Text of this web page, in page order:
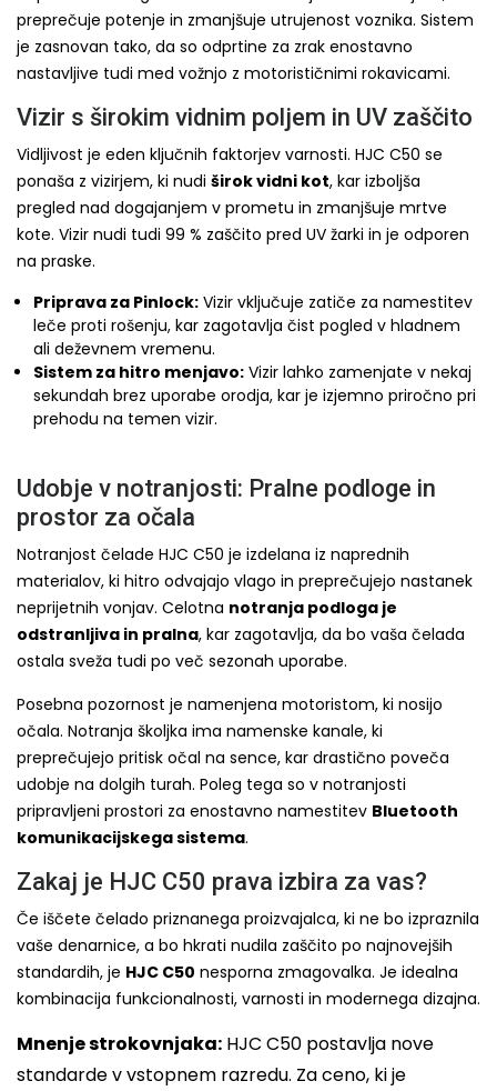
preprečuje potenje in zmanjšuje utrujenost voznika. Sistem
je zasnovan tako, da so odprtine za zrak enostavno
nastavljive tudi med vožnjo z motorističnimi rokavicami.
Vizir s širokim vidnim poljem in UV zaščito
Vidljivost je eden ključnih faktorjev varnosti. HJC C50 se
ponaša z vizirjem, ki nudi širok vidni kot, kar izboljša
pregled nad dogajanjem v prometu in zmanjšuje mrtve
kote. Vizir nudi tudi 99 % zaščito pred UV žarki in je odporen
na praske.
Priprava za Pinlock: Vizir vključuje zatiče za namestitev
leče proti rošenju, kar zagotavlja čist pogled v hladnem
ali deževnem vremenu.
Sistem za hitro menjavo: Vizir lahko zamenjate v nekaj
sekundah brez uporabe orodja, kar je izjemno priročno pri
prehodu na temen vizir.
Udobje v notranjosti: Pralne podloge in
prostor za očala
Notranjost čelade HJC C50 je izdelana iz naprednih
materialov, ki hitro odvajajo vlago in preprečujejo nastanek
neprijetnih vonjav. Celotna notranja podloga je
odstranljiva in pralna, kar zagotavlja, da bo vaša čelada
ostala sveža tudi po več sezonah uporabe.
Posebna pozornost je namenjena motoristom, ki nosijo
očala. Notranja školjka ima namenske kanale, ki
preprečujejo pritisk očal na sence, kar drastično poveča
udobje na dolgih turah. Poleg tega so v notranjosti
pripravljeni prostori za enostavno namestitev Bluetooth
komunikacijskega sistema.
Zakaj je HJC C50 prava izbira za vas?
Če iščete čelado priznanega proizvajalca, ki ne bo izpraznila
vaše denarnice, a bo hkrati nudila zaščito po najnovejših
standardih, je HJC C50 nesporna zmagovalka. Je idealna
kombinacija funkcionalnosti, varnosti in modernega dizajna.
Mnenje strokovnjaka: HJC C50 postavlja nove
standarde v vstopnem razredu. Za ceno, ki je